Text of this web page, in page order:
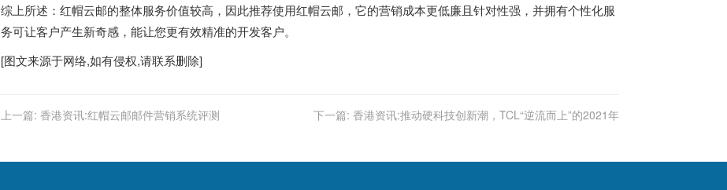
综上所述：红帽云邮的整体服务价值较高，因此推荐使用红帽云邮，它的营销成本更低廉且针对性强，并拥有个性化服
务可让客户产生新奇感，能让您更有效精准的开发客户。
[图文来源于网络,如有侵权,请联系删除]
上一篇: 香港资讯:红帽云邮邮件营销系统评测 下一篇: 香港资讯:推动硬科技创新潮，TCL“逆流而上”的2021年